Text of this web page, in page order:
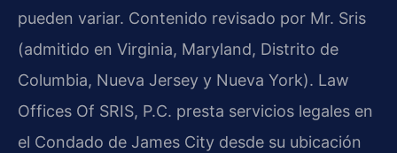
pueden variar. Contenido revisado por Mr. Sris
(admitido en Virginia, Maryland, Distrito de
Columbia, Nueva Jersey y Nueva York). Law
Offices Of SRIS, P.C. presta servicios legales en
el Condado de James City desde su ubicación